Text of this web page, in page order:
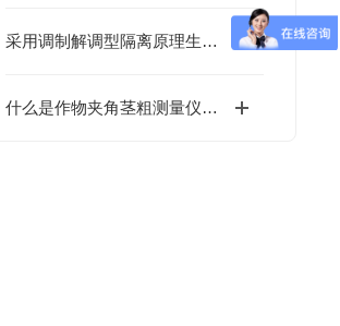
采用调制解调型隔离原理生产的直流电压传感器的优点
什么是作物夹角茎粗测量仪？它的功能和应用场景有哪些？